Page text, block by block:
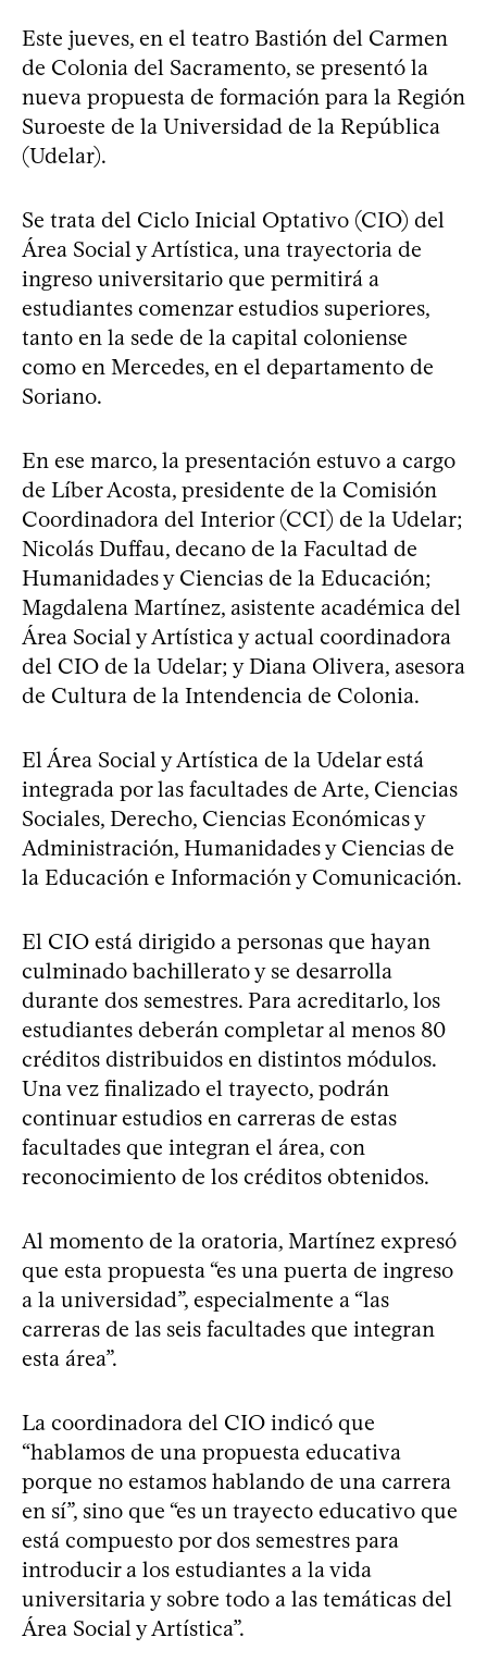
Este jueves, en el teatro Bastión del Carmen
de Colonia del Sacramento, se presentó la
nueva propuesta de formación para la Región
Suroeste de la Universidad de la República
(Udelar).
Se trata del Ciclo Inicial Optativo (CIO) del
Área Social y Artística, una trayectoria de
ingreso universitario que permitirá a
estudiantes comenzar estudios superiores,
tanto en la sede de la capital coloniense
como en Mercedes, en el departamento de
Soriano.
En ese marco, la presentación estuvo a cargo
de Líber Acosta, presidente de la Comisión
Coordinadora del Interior (CCI) de la Udelar;
Nicolás Duffau, decano de la Facultad de
Humanidades y Ciencias de la Educación;
Magdalena Martínez, asistente académica del
Área Social y Artística y actual coordinadora
del CIO de la Udelar; y Diana Olivera, asesora
de Cultura de la Intendencia de Colonia.
El Área Social y Artística de la Udelar está
integrada por las facultades de Arte, Ciencias
Sociales, Derecho, Ciencias Económicas y
Administración, Humanidades y Ciencias de
la Educación e Información y Comunicación.
El CIO está dirigido a personas que hayan
culminado bachillerato y se desarrolla
durante dos semestres. Para acreditarlo, los
estudiantes deberán completar al menos 80
créditos distribuidos en distintos módulos.
Una vez finalizado el trayecto, podrán
continuar estudios en carreras de estas
facultades que integran el área, con
reconocimiento de los créditos obtenidos.
Al momento de la oratoria, Martínez expresó
que esta propuesta “es una puerta de ingreso
a la universidad”, especialmente a “las
carreras de las seis facultades que integran
esta área”.
La coordinadora del CIO indicó que
“hablamos de una propuesta educativa
porque no estamos hablando de una carrera
en sí”, sino que “es un trayecto educativo que
está compuesto por dos semestres para
introducir a los estudiantes a la vida
universitaria y sobre todo a las temáticas del
Área Social y Artística”.